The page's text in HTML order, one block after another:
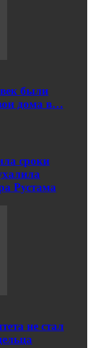
были
дома в…
сроки
Рустама
не стал